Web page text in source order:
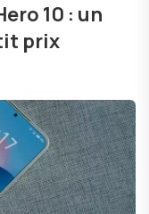
10 : un
prix